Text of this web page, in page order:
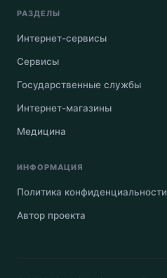
РАЗДЕЛЫ
Интернет-сервисы
Сервисы
Государственные службы
Интернет-магазины
Медицина
ИНФОРМАЦИЯ
Политика конфиденциальности
Автор проекта